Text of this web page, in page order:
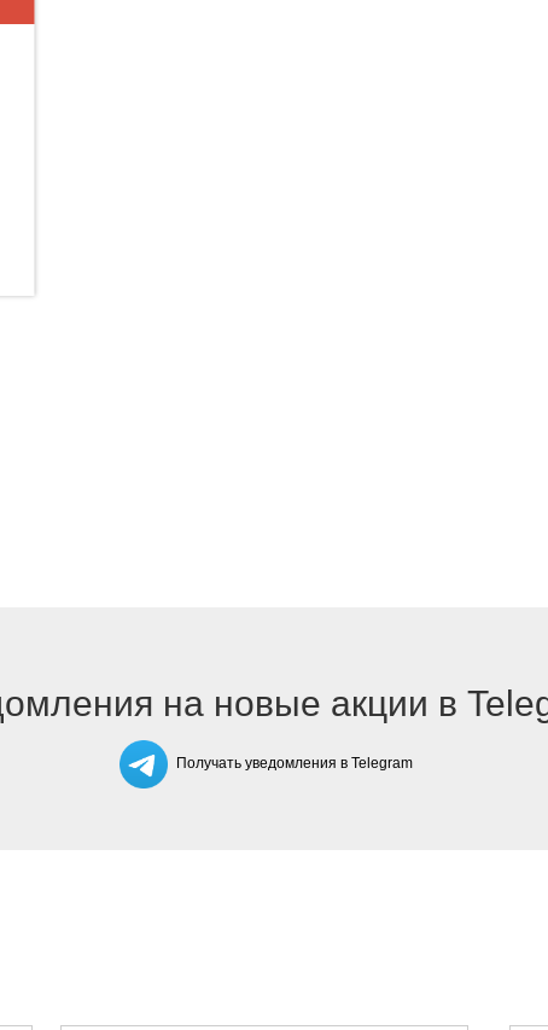
на новые акции в
Получать уведомления в Telegram